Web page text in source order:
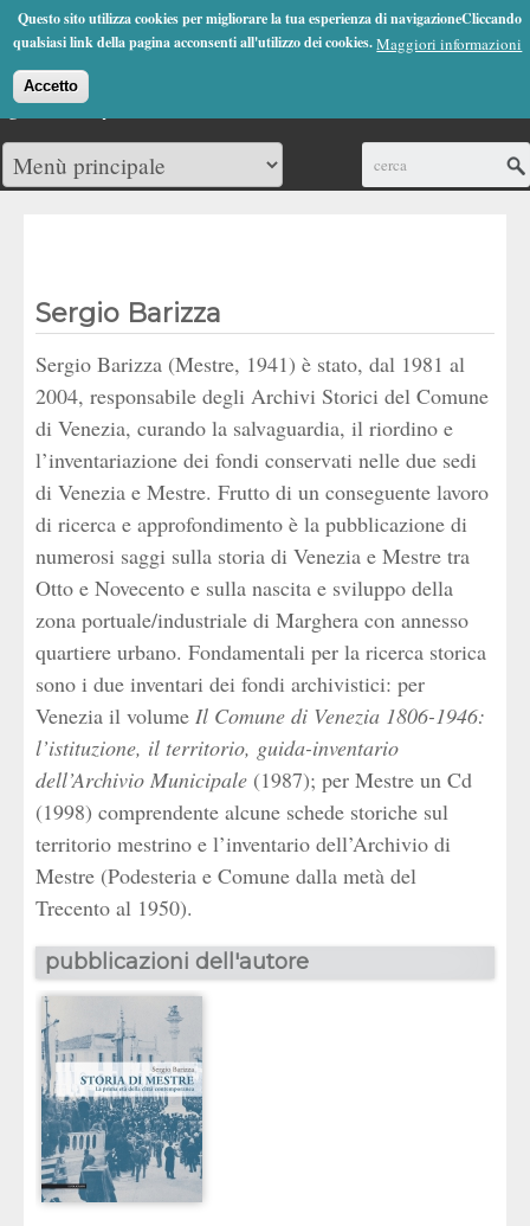
Questo sito utilizza cookies per migliorare la tua esperienza di navigazioneCliccando
qualsiasi link della pagina acconsenti all'utilizzo dei cookies.Maggiori informazioni
Accetto
Jump to Navigation
(0)
Sergio Barizza
Sergio Barizza (Mestre, 1941) è stato, dal 1981 al
2004, responsabile degli Archivi Storici del Comune
di Venezia, curando la salvaguardia, il riordino e
l’inventariazione dei fondi conservati nelle due sedi
di Venezia e Mestre. Frutto di un conseguente lavoro
di ricerca e approfondimento è la pubblicazione di
numerosi saggi sulla storia di Venezia e Mestre tra
Otto e Novecento e sulla nascita e sviluppo della
zona portuale/industriale di Marghera con annesso
quartiere urbano. Fondamentali per la ricerca storica
sono i due inventari dei fondi archivistici: per
Venezia il volume Il Comune di Venezia 1806-1946:
l’istituzione, il territorio, guida-inventario
dell’Archivio Municipale (1987); per Mestre un Cd
(1998) comprendente alcune schede storiche sul
territorio mestrino e l’inventario dell’Archivio di
Mestre (Podesteria e Comune dalla metà del
Trecento al 1950).
pubblicazioni dell'autore